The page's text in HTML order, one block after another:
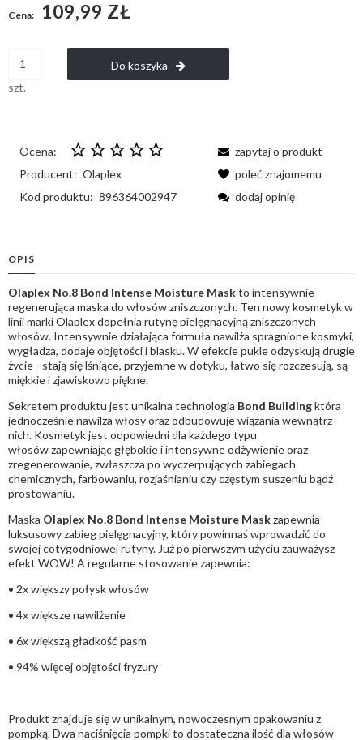
Cena: 109,99 ZŁ
szt.
Do koszyka
Ocena:
Producent: Olaplex
Kod produktu: 896364002947
zapytaj o produkt
poleć znajomemu
dodaj opinię
OPIS
Olaplex No.8 Bond Intense Moisture Maskto intensywnie
regenerująca maska do włosów zniszczonych. Ten nowy kosmetyk w
linii marki Olaplex dopełnia rutynę pielęgnacyjną zniszczonych
włosów. Intensywnie działająca formuła nawilża spragnione kosmyki,
wygładza, dodaje objętości i blasku. W efekcie pukle odzyskują drugie
życie - stają się lśniące, przyjemne w dotyku, łatwo się rozczesują, są
miękkie i zjawiskowo piękne.
Sekretem produktu jest unikalna technologia Bond Buildingktóra
jednocześnie nawilża włosy oraz odbudowuje wiązania wewnątrz
nich. Kosmetyk jest odpowiedni dla każdego typu
włosów zapewniając głębokie i intensywne odżywienie oraz
zregenerowanie, zwłaszcza po wyczerpujących zabiegach
chemicznych, farbowaniu, rozjaśnianiu czy częstym suszeniu bądź
prostowaniu.
Maska Olaplex No.8 Bond Intense Moisture Maskzapewnia
luksusowy zabieg pielęgnacyjny, który powinnaś wprowadzić do
swojej cotygodniowej rutyny. Już po pierwszym użyciu zauważysz
efekt WOW! A regularne stosowanie zapewnia:
• 2x większy połysk włosów
• 4x większe nawilżenie
• 6x większą gładkość pasm
• 94% więcej objętości fryzury
Produkt znajduje się w unikalnym, nowoczesnym opakowaniu z
pompką. Dwa naciśnięcia pompki to dostateczna ilość dla włosów